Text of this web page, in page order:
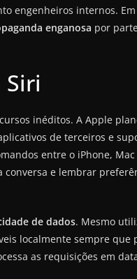
engenheiros internos. Em
enganosa por
inéditos. A Apple
de terceiros e
entre o iPhone, Mac
e lembrar
de dados. Mesmo
localmente sempre que
as requisições em